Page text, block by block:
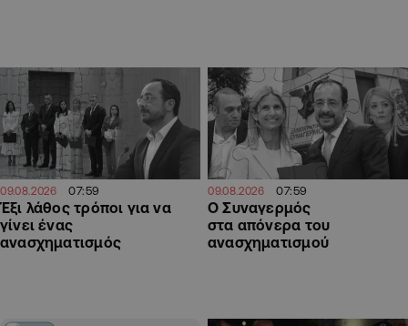
09.08.2026 07:59
Έξι λάθος τρόποι για να
γίνει ένας
ανασχηματισμός
09.08.2026 07:59
Ο Συναγερμός
στα απόνερα του
ανασχηματισμού